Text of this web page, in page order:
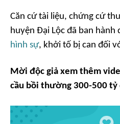
Căn cứ tài liệu, chứng cứ
huyện Đại Lộc đã ban
hình sự, khởi tố bị can đối
Mời độc giả xem thêm
cầu bồi thường 300-500 tỷ